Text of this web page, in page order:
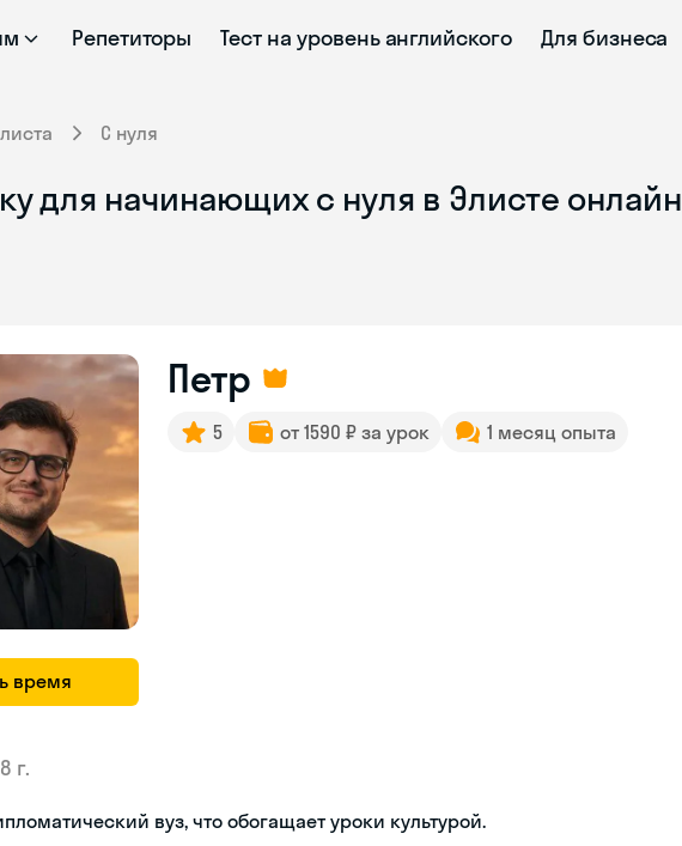
Репетиторы Тест на уровень английского Для бизнеса
С нуля
для начинающих с нуля в Элисте онлайн
время
Петр
5 от 1590 ₽ за урок 1 месяц опыта
г.
вуз, что обогащает уроки культурой.